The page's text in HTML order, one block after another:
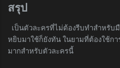
สรุป
เป็นตัวละครที่ไม่ต้องรีบทำสำหรับ
หยิบมาใช้ก็ยังทัน ในยามที่ต้องใช้ก
มากสำหรับตัวละครนี้